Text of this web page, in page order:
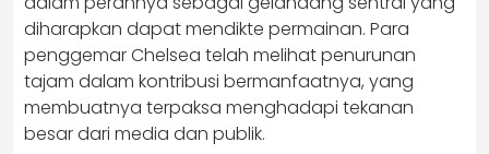
diharapkan dapat mendikte permainan. Para
penggemar Chelsea telah melihat penurunan
tajam dalam kontribusi bermanfaatnya, yang
membuatnya terpaksa menghadapi tekanan
besar dari media dan publik.